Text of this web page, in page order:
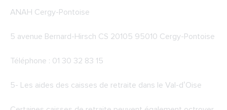
ANAH Cergy-Pontoise
5 avenue Bernard-Hirsch CS 20105 95010 Cergy-Pontoise
Téléphone : 01 30 32 83 15
5- Les aides des caisses de retraite dans le Val-d’Oise